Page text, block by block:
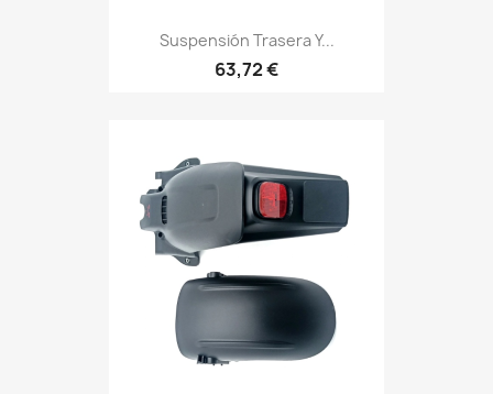
Suspensión Trasera Y...
63,72 €